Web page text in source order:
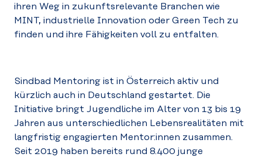
ihren Weg in zukunftsrelevante Branchen wie
MINT, industrielle Innovation oder Green Tech zu
finden und ihre Fähigkeiten voll zu entfalten.
Sindbad Mentoring ist in Österreich aktiv und
kürzlich auch in Deutschland gestartet. Die
Initiative bringt Jugendliche im Alter von 13 bis 19
Jahren aus unterschiedlichen Lebensrealitäten mit
langfristig engagierten Mentor:innen zusammen.
Seit 2019 haben bereits rund 8.400 junge